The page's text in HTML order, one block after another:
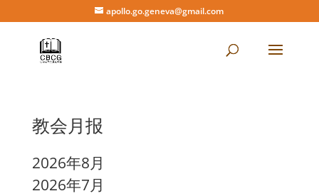
apollo.go.geneva@gmail.com
教会月报
2026年8月
2026年7月